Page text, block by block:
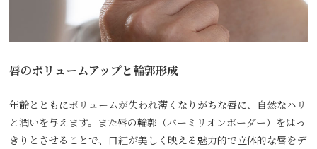
唇のボリュームアップと輪郭形成
年齢とともにボリュームが失われ薄くなりがちな唇に、自然なハリ
と潤いを与えます。また唇の輪郭（バーミリオンボーダー）をはっ
きりとさせることで、口紅が美しく映える魅力的で立体的な唇をデ